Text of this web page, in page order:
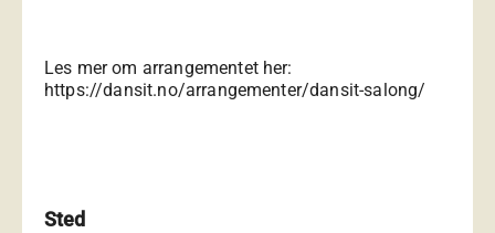
Les mer om arrangementet her:
https://dansit.no/arrangementer/dansit-salong/
Sted